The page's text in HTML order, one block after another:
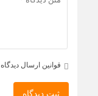
قوانین ارسال دیدگاه
ثبت دیدگاه